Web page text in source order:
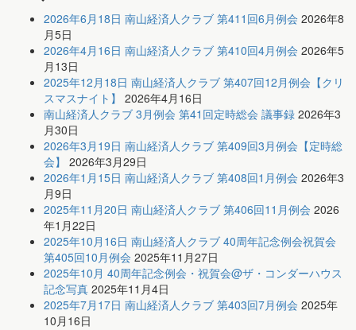
2026年6月18日 南山経済人クラブ 第411回6月例会 2026年8
月5日
2026年4月16日 南山経済人クラブ 第410回4月例会 2026年5
月13日
2025年12月18日 南山経済人クラブ 第407回12月例会【クリ
スマスナイト】 2026年4月16日
南山経済人クラブ 3月例会 第41回定時総会 議事録 2026年3
月30日
2026年3月19日 南山経済人クラブ 第409回3月例会【定時総
会】 2026年3月29日
2026年1月15日 南山経済人クラブ 第408回1月例会 2026年3
月9日
2025年11月20日 南山経済人クラブ 第406回11月例会 2026
年1月22日
2025年10月16日 南山経済人クラブ 40周年記念例会祝賀会
第405回10月例会 2025年11月27日
2025年10月 40周年記念例会・祝賀会@ザ・コンダーハウス
記念写真 2025年11月4日
2025年7月17日 南山経済人クラブ 第403回7月例会 2025年
10月16日